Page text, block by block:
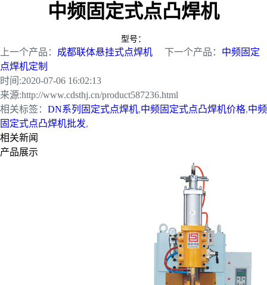
中频固定式点凸焊机
型号：
上一个产品： 成都联体悬挂式点焊机 下一个产品： 中频固定
点焊机定制
时间:2020-07-06 16:02:13
来源:http://www.cdsthj.cn/product587236.html
相关标签： DN系列固定式点焊机,中频固定式点凸焊机价格,中频
固定式点凸焊机批发,
相关新闻
产品展示